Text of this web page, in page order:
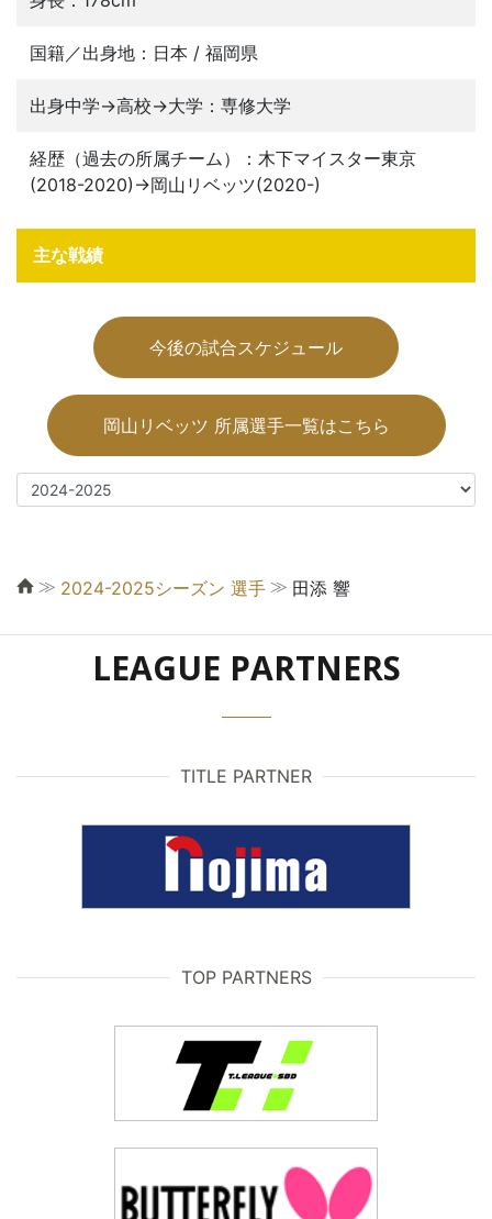
国籍／出身地：日本 / 福岡県
出身中学→高校→大学：専修大学
経歴（過去の所属チーム）：木下マイスター東京
(2018-2020)→岡山リベッツ(2020-)
主な戦績
今後の試合スケジュール
岡山リベッツ 所属選手一覧はこちら
≫ 2024-2025シーズン 選手 ≫ 田添 響
LEAGUE PARTNERS
TITLE PARTNER
TOP PARTNERS